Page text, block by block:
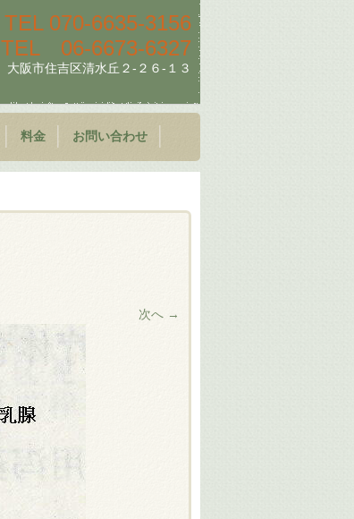
TEL 070-6635-3156
TEL 06-6673-6327
大阪市住吉区清水丘２-２６-１３
料金 お問い合わせ
次へ →